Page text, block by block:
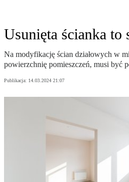
Usunięta ścianka to
Na modyfikację ścian działowych w
powierzchnię pomieszczeń, musi być
Publikacja: 14.03.2024 21:07